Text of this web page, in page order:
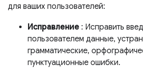
для ваших пользователей:
Исправление : Исправить
пользователем данные,
грамматические,
пунктуационные ошибки.